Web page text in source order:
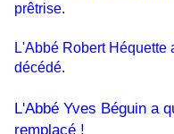
prêtrise.
L'Abbé Robert
décédé.
L'Abbé Yves Béguin a
remplacé !